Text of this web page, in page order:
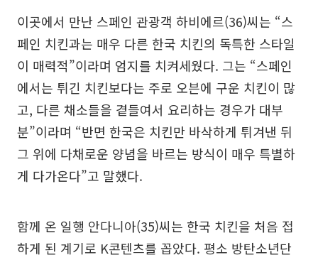
이곳에서 만난 스페인 관광객 하비에르(36)씨는 “스
페인 치킨과는 매우 다른 한국 치킨의 독특한 스타일
이 매력적”이라며 엄지를 치켜세웠다. 그는 “스페인
에서는 튀긴 치킨보다는 주로 오븐에 구운 치킨이 많
고, 다른 채소들을 곁들여서 요리하는 경우가 대부
분”이라며 “반면 한국은 치킨만 바삭하게 튀겨낸 뒤
그 위에 다채로운 양념을 바르는 방식이 매우 특별하
게 다가온다”고 말했다.
함께 온 일행 안다니아(35)씨는 한국 치킨을 처음 접
하게 된 계기로 K콘텐츠를 꼽았다. 평소 방탄소년단